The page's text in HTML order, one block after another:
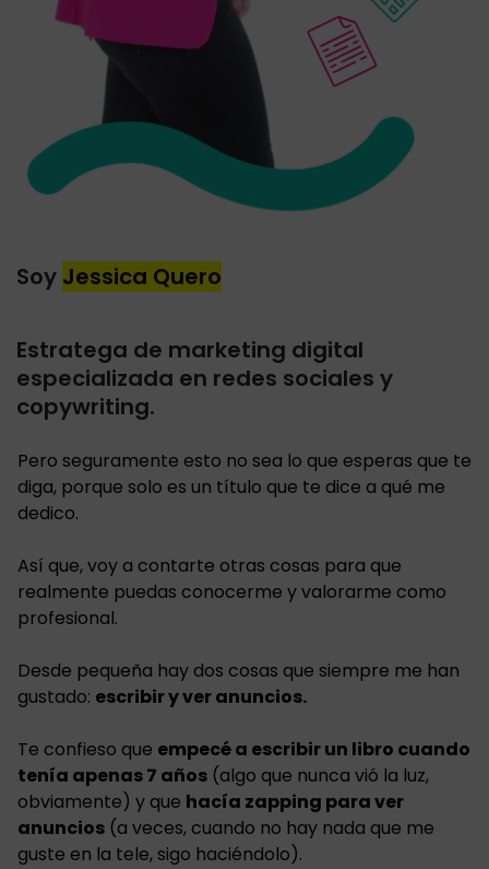
Soy Jessica Quero
Estratega de marketing digital
especializada en redes sociales y
copywriting.
Pero seguramente esto no sea lo que esperas que te
diga, porque solo es un título que te dice a qué me
dedico.
Así que, voy a contarte otras cosas para que
realmente puedas conocerme y valorarme como
profesional.
Desde pequeña hay dos cosas que siempre me han
gustado: escribir y ver anuncios.
Te confieso que empecé a escribir un libro cuando
tenía apenas 7 años (algo que nunca vió la luz,
obviamente) y que hacía zapping para ver
anuncios (a veces, cuando no hay nada que me
guste en la tele, sigo haciéndolo).